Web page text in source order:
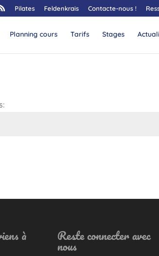
Pilates Feldenkrais Contacte-nous !
Planning cours Tarifs Stages
à Reste connecter avec
nous